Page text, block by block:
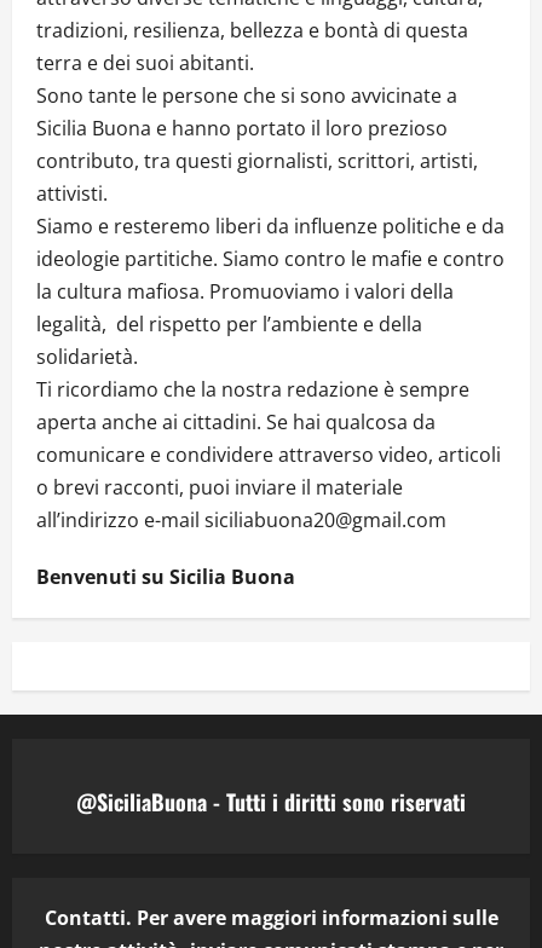
tradizioni, resilienza, bellezza e bontà di questa
terra e dei suoi abitanti.
Sono tante le persone che si sono avvicinate a
Sicilia Buona e hanno portato il loro prezioso
contributo, tra questi giornalisti, scrittori, artisti,
attivisti.
Siamo e resteremo liberi da influenze politiche e da
ideologie partitiche. Siamo contro le mafie e contro
la cultura mafiosa. Promuoviamo i valori della
legalità, del rispetto per l’ambiente e della
solidarietà.
Ti ricordiamo che la nostra redazione è sempre
aperta anche ai cittadini. Se hai qualcosa da
comunicare e condividere attraverso video, articoli
o brevi racconti, puoi inviare il materiale
all’indirizzo e-mail siciliabuona20@gmail.com
Benvenuti su Sicilia Buona
@SiciliaBuona - Tutti i diritti sono riservati
Contatti. Per avere maggiori informazioni sulle